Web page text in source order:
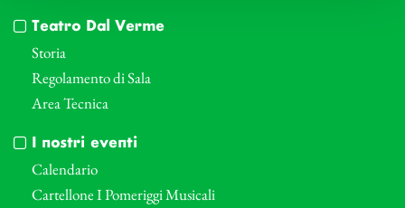
Teatro Dal Verme
Storia
Regolamento di Sala
Area Tecnica
I nostri eventi
Calendario
Cartellone I Pomeriggi Musicali